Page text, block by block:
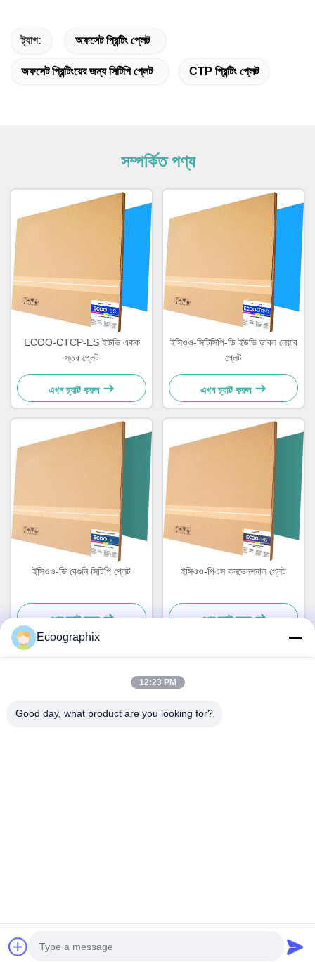
ট্যাগ: অফসেট প্রিন্টিং প্লেট
অফসেট প্রিন্টিংয়ের জন্য সিটিপি প্লেট CTP প্রিন্টিং প্লেট
সম্পর্কিত পণ্য
ECOO-CTCP-ES ইউভি একক
স্তর প্লেট
এখন চ্যাট করুন
ইসিওও-সিটিসিপি-ডি ইউভি ডাবল লেয়ার
প্লেট
এখন চ্যাট করুন
ইসিওও-ভি বেগুনি সিটিপি প্লেট
এখন চ্যাট করুন
ইসিওও-পিএস কনভেনশনাল প্লেট
এখন চ্যাট করুন
কপিরাইট © 2025 Hangzhou Ecoographix Digital Technology Co.,
Ltd. সমস্ত অধিকার সংরক্ষিত।
Ecoographix
12:23 PM
Good day, what product are you looking for?